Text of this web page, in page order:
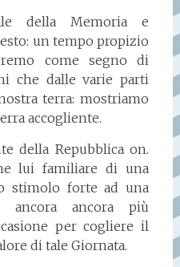
della Memoria e
un tempo propizio
come segno di
che dalle varie parti
terra: mostriamo
accogliente.
della Repubblica on.
lui familiare di una
stimolo forte ad una
ancora ancora più
per cogliere il
di tale Giornata.